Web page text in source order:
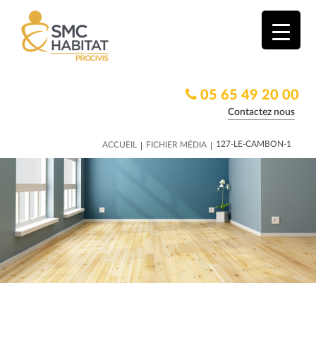
05 65 49 20 00
Contactez nous
ACCUEIL | FICHIER MÉDIA | 127-LE-CAMBON-1